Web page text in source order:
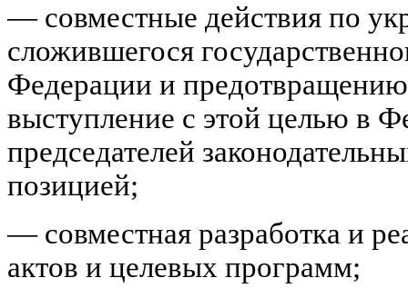
— совместные действия по
сложившегося
Федерации и
выступление с этой целью в
председателей
позицией;
— совместная разработка и
актов и целевых программ;